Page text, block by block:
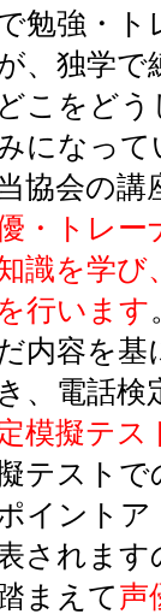
勉強・ト
、独学で
どこをど
になって
協会の講
・トレー
識を学び
を行います
内容を基
き、電話検
模擬テス
テストで
イントア
されます
まえて声